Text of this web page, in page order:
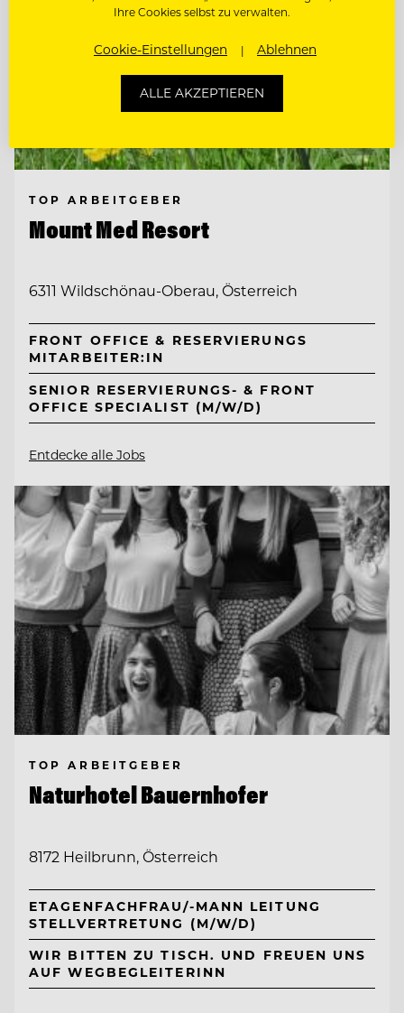
TOP ARBEITGEBER
Mount Med Resort
6311 Wildschönau-Oberau, Österreich
FRONT OFFICE & RESERVIERUNGS
MITARBEITER:IN
SENIOR RESERVIERUNGS- & FRONT
OFFICE SPECIALIST (M/W/D)
Entdecke alle Jobs
TOP ARBEITGEBER
Naturhotel Bauernhofer
8172 Heilbrunn, Österreich
ETAGENFACHFRAU/-MANN LEITUNG
STELLVERTRETUNG (M/W/D)
WIR BITTEN ZU TISCH. UND FREUEN UNS
AUF WEGBEGLEITERINN
Ihre Cookies selbst zu verwalten.
Cookie-Einstellungen Ablehnen
ALLE AKZEPTIEREN